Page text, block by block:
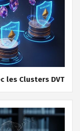
les Clusters DVT